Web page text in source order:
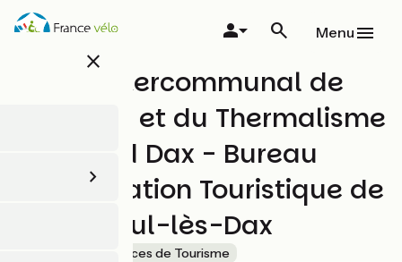
Aller
au
close
Menu
Office Intercommunal de
Tourisme et du Thermalisme
du Grand Dax - Bureau
d'Information Touristique de
Saint-Paul-lès-Dax
Offices de Tourisme